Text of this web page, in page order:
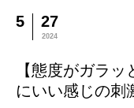
5 27
2024
【態度がガラ
にいい感じの刺